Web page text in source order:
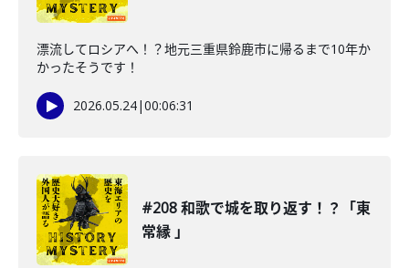
漂流してロシアへ！？地元三重県鈴鹿市に帰るまで10年か
かったそうです！
2026.05.24|00:06:31
#208 和歌で城を取り返す！？「東
常縁 」